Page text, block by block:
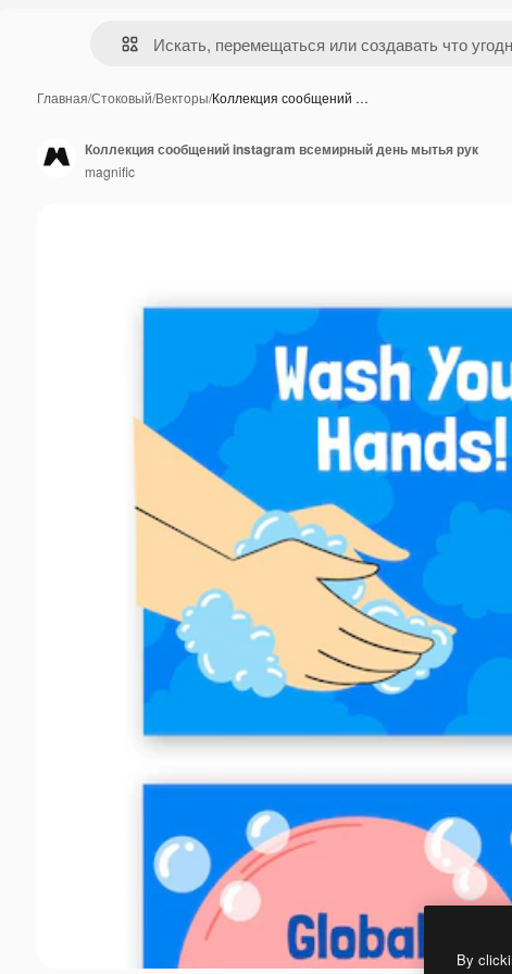
Главная/Стоковый/Векторы/Коллекция сообщений …
Коллекция сообщений instagram всемирный день мытья рук
magnific
By